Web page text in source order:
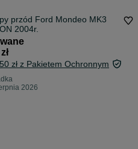
przód Ford Mondeo MK3
2004r.
zł z Pakietem Ochronnym
2026